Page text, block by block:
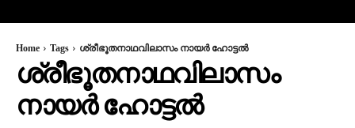
Home Tags ശ്രീഭൂതനാഥവിലാസം നായര്‍ ഹോട്ടല്‍
ശ്രീഭൂതനാഥവിലാസം
നായര്‍ ഹോട്ടല്‍